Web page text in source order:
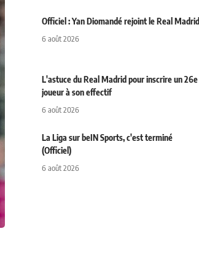
Officiel : Yan Diomandé rejoint le Real Madrid
6 août 2026
L'astuce du Real Madrid pour inscrire un 26e
joueur à son effectif
6 août 2026
La Liga sur beIN Sports, c'est terminé
(Officiel)
6 août 2026